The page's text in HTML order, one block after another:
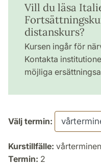
Vill du läsa
distanskurs?
Kursen ingår för
Kontakta
möjliga
Välj termin:
Kurstillfälle:
Termin: 2